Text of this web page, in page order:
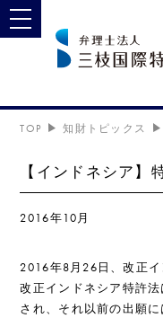
toggle navigation
TOP 知財トピックス
【インドネシア】
2016年10月
2016年8月26日、改正
改正インドネシア特許
され、それ以前の出願